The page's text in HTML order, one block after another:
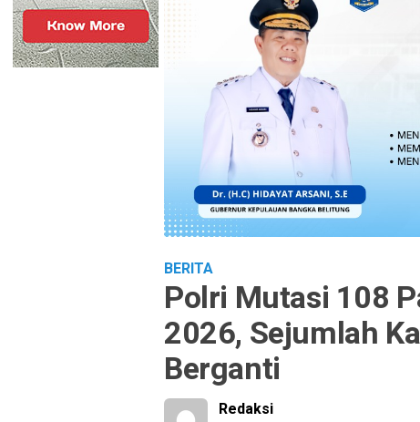
BERITA
Polri Mutasi 108
2026, Sejumlah
Berganti
Redaksi